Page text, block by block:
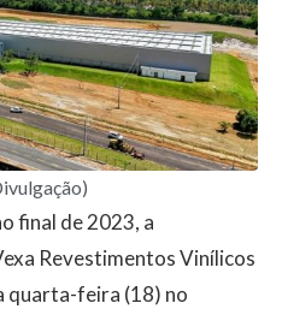
final de 2023, a
Revestimentos Vinílicos
quarta-feira (18) no